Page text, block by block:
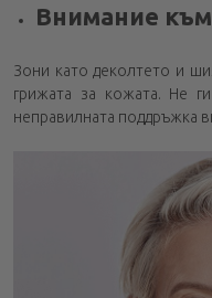
Внимание
Зони като деколтето и
грижата за кожата. Не
неправилната поддръжка